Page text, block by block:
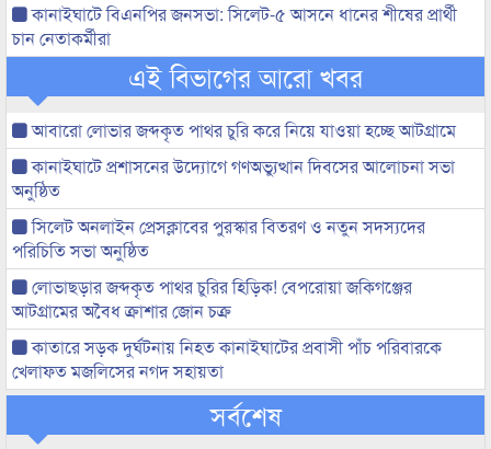
কানাইঘাটে বিএনপির জনসভা: সিলেট-৫ আসনে ধানের শীষের প্রার্থী
চান নেতাকর্মীরা
এই বিভাগের আরো খবর
আবারো লোভার জব্দকৃত পাথর চুরি করে নিয়ে যাওয়া হচ্ছে আটগ্রামে
কানাইঘাটে প্রশাসনের উদ্যোগে গণঅভ্যুত্থান দিবসের আলোচনা সভা
অনুষ্ঠিত
সিলেট অনলাইন প্রেসক্লাবের পুরস্কার বিতরণ ও নতুন সদস্যদের
পরিচিতি সভা অনুষ্ঠিত
লোভাছড়ার জব্দকৃত পাথর চুরির হিড়িক! বেপরোয়া জকিগঞ্জের
আটগ্রামের অবৈধ ক্রাশার জোন চক্র
কাতারে সড়ক দুর্ঘটনায় নিহত কানাইঘাটের প্রবাসী পাঁচ পরিবারকে
খেলাফত মজলিসের নগদ সহায়তা
সর্বশেষ